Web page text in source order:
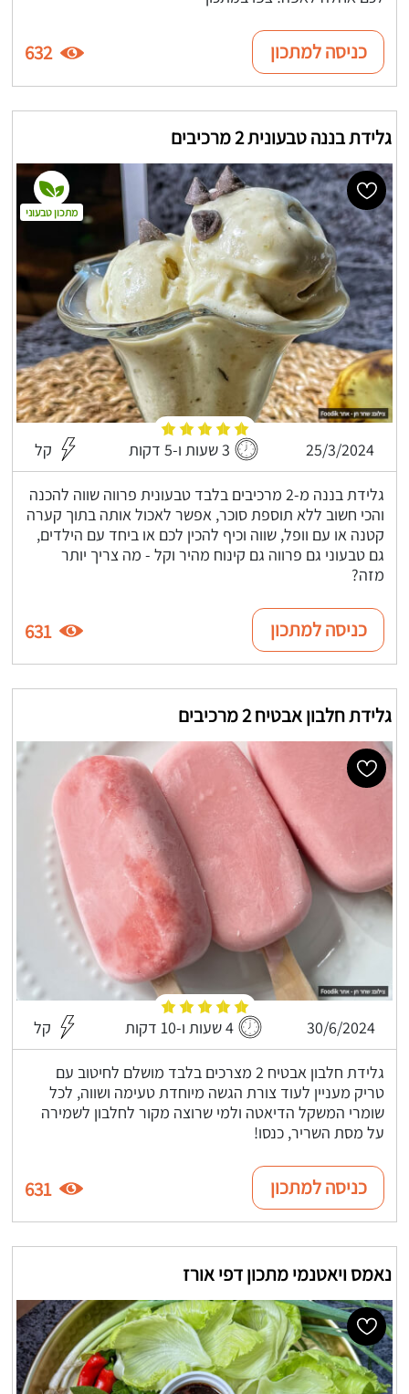
כניסה למתכון 632
גלידת בננה טבעונית 2 מרכיבים
25/3/2024 3 שעות ו-5 דקות קל
גלידת בננה מ-2 מרכיבים בלבד טבעונית פרווה שווה להכנה
והכי חשוב ללא תוספת סוכר, אפשר לאכול אותה בתוך קערה
קטנה או עם וופל, שווה וכיף להכין לכם או ביחד עם הילדים,
גם טבעוני גם פרווה גם קינוח מהיר וקל - מה צריך יותר
מזה?
מתכון טבעוני
כניסה למתכון 631
גלידת חלבון אבטיח 2 מרכיבים
30/6/2024 4 שעות ו-10 דקות קל
גלידת חלבון אבטיח 2 מצרכים בלבד מושלם לחיטוב עם
טריק מעניין לעוד צורת הגשה מיוחדת טעימה ושווה, לכל
שומרי המשקל הדיאטה ולמי שרוצה מקור לחלבון לשמירה
על מסת השריר, כנסו!
כניסה למתכון 631
נאמס ויאטנמי מתכון דפי אורז